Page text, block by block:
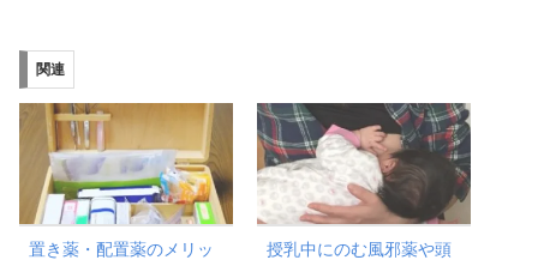
関連
置き薬・配置薬のメリッ
授乳中にのむ風邪薬や頭